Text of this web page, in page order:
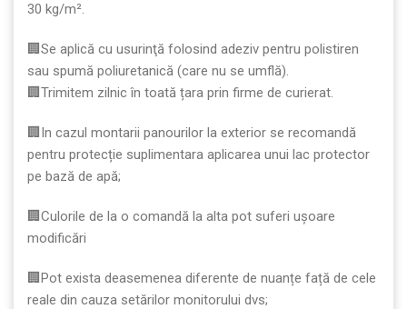
30 kg/m².
🏢Se aplică cu usurinţă folosind adeziv pentru polistiren
sau spumă poliuretanică (care nu se umflă).
🏢Trimitem zilnic în toată țara prin firme de curierat.
🏢In cazul montarii panourilor la exterior se recomandă
pentru protecție suplimentara aplicarea unui lac protector
pe bază de apă;
🏢Culorile de la o comandă la alta pot suferi ușoare
modificări
🏢Pot exista deasemenea diferente de nuanțe față de cele
reale din cauza setărilor monitorului dvs;